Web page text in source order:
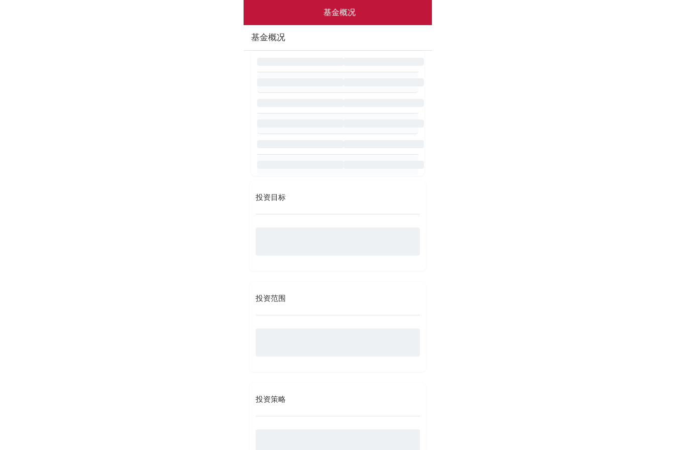
基金概况
基金概况
投资目标
投资范围
投资策略